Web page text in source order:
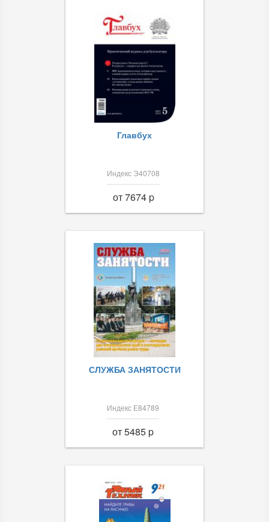
Главбух
Индекс Э40708
от 7674 p
СЛУЖБА ЗАНЯТОСТИ
Индекс Е84789
от 5485 p